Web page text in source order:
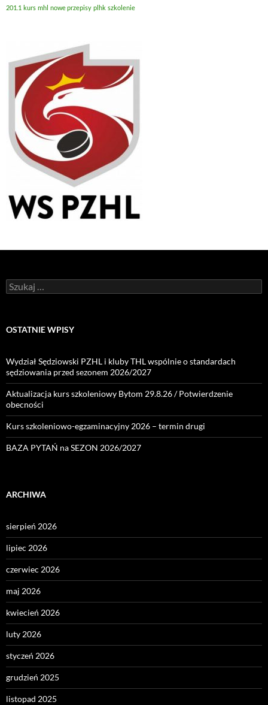
201.1 kurs mhl nowe przepisy plhk szkolenie
Szukaj:
OSTATNIE WPISY
Wydział Sędziowski PZHL i kluby THL wspólnie o standardach
sędziowania przed sezonem 2026/2027
Aktualizacja kurs szkoleniowy Bytom 29.8.26 / Potwierdzenie
obecności
Kurs szkoleniowo-egzaminacyjny 2026 – termin drugi
BAZA PYTAŃ na SEZON 2026/2027
ARCHIWA
sierpień 2026
lipiec 2026
czerwiec 2026
maj 2026
kwiecień 2026
luty 2026
styczeń 2026
grudzień 2025
listopad 2025